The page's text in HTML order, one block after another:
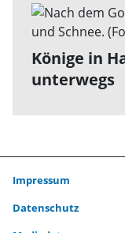
Könige in
unterwegs
Impressum
Datenschutz